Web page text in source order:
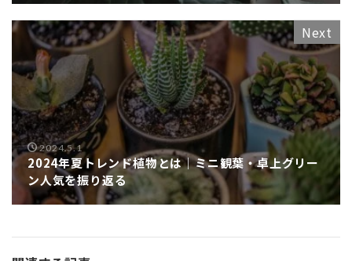
Next
2024.5.1
2024年夏トレンド植物とは｜ミニ観葉・卓上グリー
ン人気を振り返る